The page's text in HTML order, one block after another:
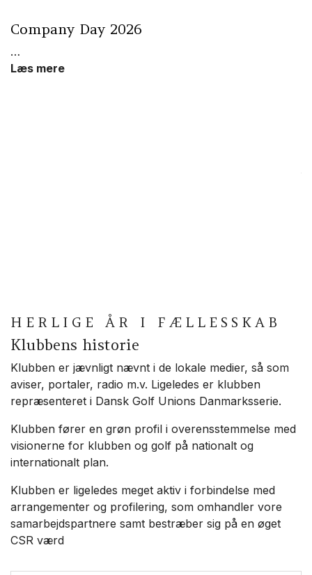
Company Day 2026
…
Læs mere
HERLIGE ÅR I FÆLLESSKAB
Klubbens historie
Klubben er jævnligt nævnt i de lokale medier, så som
aviser, portaler, radio m.v. Ligeledes er klubben
repræsenteret i Dansk Golf Unions Danmarksserie.
Klubben fører en grøn profil i overensstemmelse med
visionerne for klubben og golf på nationalt og
internationalt plan.
Klubben er ligeledes meget aktiv i forbindelse med
arrangementer og profilering, som omhandler vore
samarbejdspartnere samt bestræber sig på en øget
CSR værd